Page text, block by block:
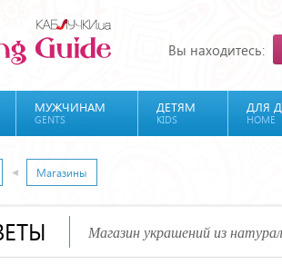
Вы находитесь:
МУЖЧИНАМ
GENTS
ДЕТЯМ
KIDS
ДЛЯ
HOME
Магазины
Магазин украшений из